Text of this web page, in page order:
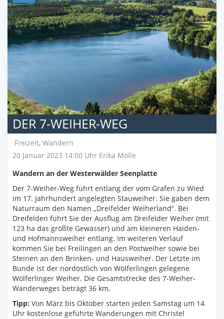
DER 7-WEIHER-WEG
Freizeit, Wandern
20 Januar 2023 14:00 Uhr Erika Molle
Wandern an der Westerwälder Seenplatte
Der 7-Weiher-Weg führt entlang der vom Grafen zu Wied
im 17. Jahrhundert angelegten Stauweiher. Sie gaben dem
Naturraum den Namen „Dreifelder Weiherland“. Bei
Dreifelden führt Sie der Ausflug am Dreifelder Weiher (mit
123 ha das größte Gewässer) und am kleineren Haiden-
und Hofmannsweiher entlang. Im weiteren Verlauf
kommen Sie bei Freilingen an den Postweiher sowie bei
Steinen an den Brinken- und Hausweiher. Der Letzte im
Bunde ist der nordöstlich von Wölferlingen gelegene
Wölferlinger Weiher. Die Gesamtstrecke des 7-Weiher-
Wanderweges beträgt 36 km.
Tipp: Von März bis Oktober starten jeden Samstag um 14
Uhr kostenlose geführte Wanderungen mit Christel